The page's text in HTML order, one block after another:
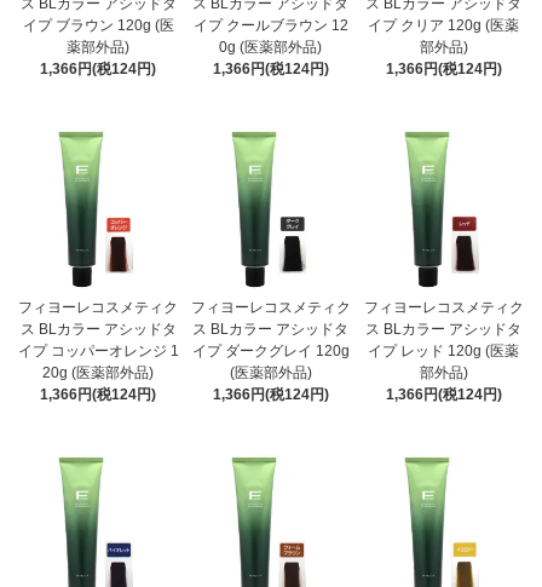
ス BLカラー アシッドタ
イプ ブラウン 120g (医
薬部外品)
1,366円(税124円)
ス BLカラー アシッドタ
イプ クールブラウン 12
0g (医薬部外品)
1,366円(税124円)
ス BLカラー アシッドタ
イプ クリア 120g (医薬
部外品)
1,366円(税124円)
フィヨーレコスメティク
ス BLカラー アシッドタ
イプ コッパーオレンジ 1
20g (医薬部外品)
1,366円(税124円)
フィヨーレコスメティク
ス BLカラー アシッドタ
イプ ダークグレイ 120g
(医薬部外品)
1,366円(税124円)
フィヨーレコスメティク
ス BLカラー アシッドタ
イプ レッド 120g (医薬
部外品)
1,366円(税124円)